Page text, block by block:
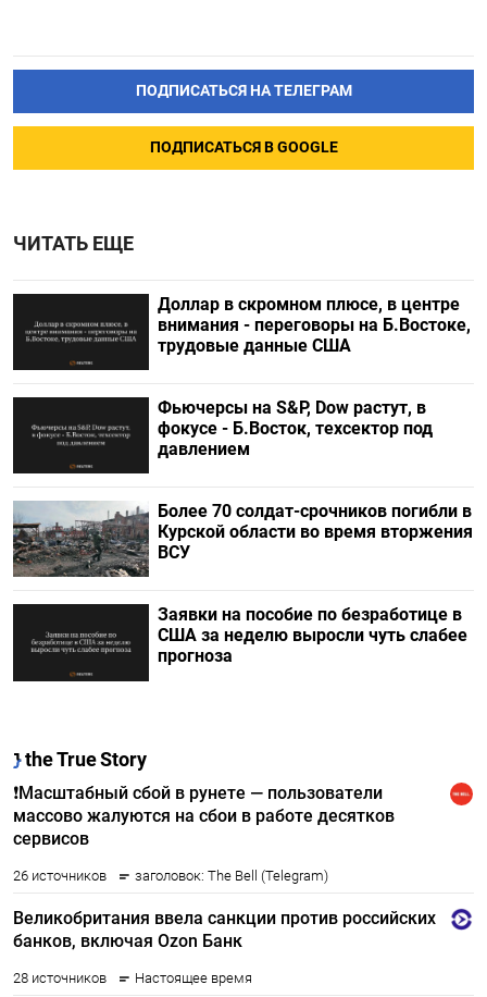
ПОДПИСАТЬСЯ НА ТЕЛЕГРАМ
ПОДПИСАТЬСЯ В GOOGLE
ЧИТАТЬ ЕЩЕ
Доллар в скромном плюсе, в центре
внимания - переговоры на Б.Востоке,
трудовые данные США
Фьючерсы на S&P, Dow растут, в
фокусе - Б.Восток, техсектор под
давлением
Более 70 солдат-срочников погибли в
Курской области во время вторжения
ВСУ
Заявки на пособие по безработице в
США за неделю выросли чуть слабее
прогноза